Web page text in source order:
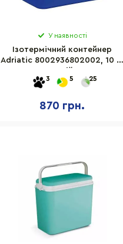
У наявності
Ізотермічний контейнер
Adriatic 8002936802002, 10 л,
3 5 25
870 грн.